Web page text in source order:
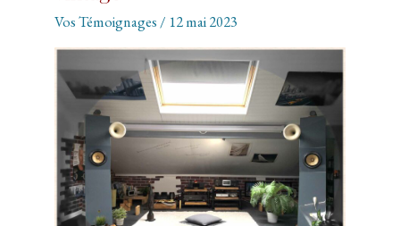
Vos Témoignages / 12 mai 2023